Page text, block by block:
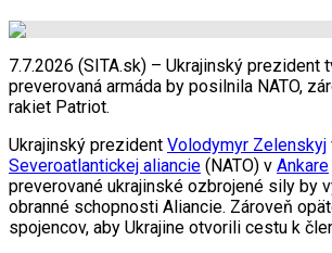
7.7.2026 (SITA.sk) – Ukrajinský prezident
preverovaná armáda by posilnila NATO,
rakiet Patriot.
Ukrajinský prezident Volodymyr Zelenskyj
Severoatlantickej aliancie (NATO) v Ankare
preverované ukrajinské ozbrojené sily by
obranné schopnosti Aliancie. Zároveň
spojencov, aby Ukrajine otvorili cestu k